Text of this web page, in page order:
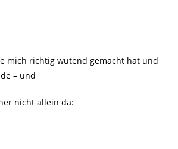
mich richtig wütend gemacht hat und
– und
nicht allein da: